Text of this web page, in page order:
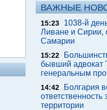
ВАЖНЫЕ
15:23
1038-й
Ливане и Сирии,
Самарии
15:22
бывший адвокат
генеральным
14:42
Болгария
территории